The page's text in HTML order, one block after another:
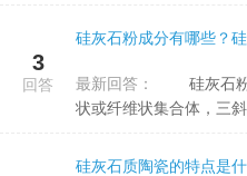
3
回答
硅灰石粉成分有哪些？
最新回答：
状或纤维状集合体，三
硅灰石质陶瓷的特点是